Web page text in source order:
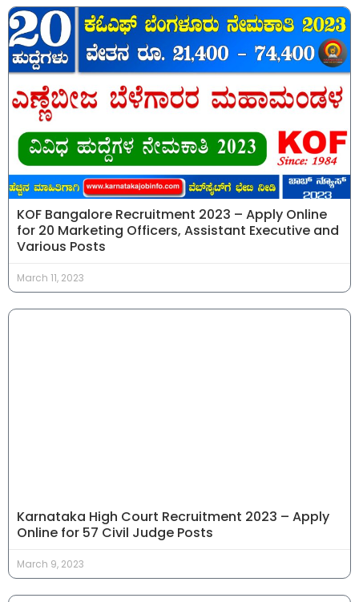
KOF Bangalore Recruitment 2023 – Apply Online
for 20 Marketing Officers, Assistant Executive and
Various Posts
March 11, 2023
Karnataka High Court Recruitment 2023 – Apply
Online for 57 Civil Judge Posts
March 9, 2023